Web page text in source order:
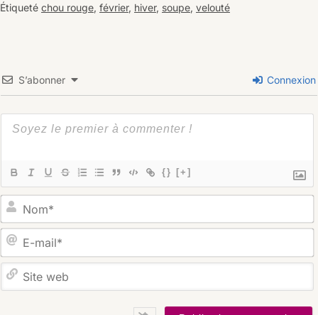
Étiqueté chou rouge, février, hiver, soupe, velouté
S’abonner Connexion
{} [+]